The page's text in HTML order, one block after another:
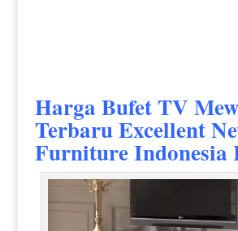
Harga Bufet TV
TerbaruExcellent
Furniture Indonesia